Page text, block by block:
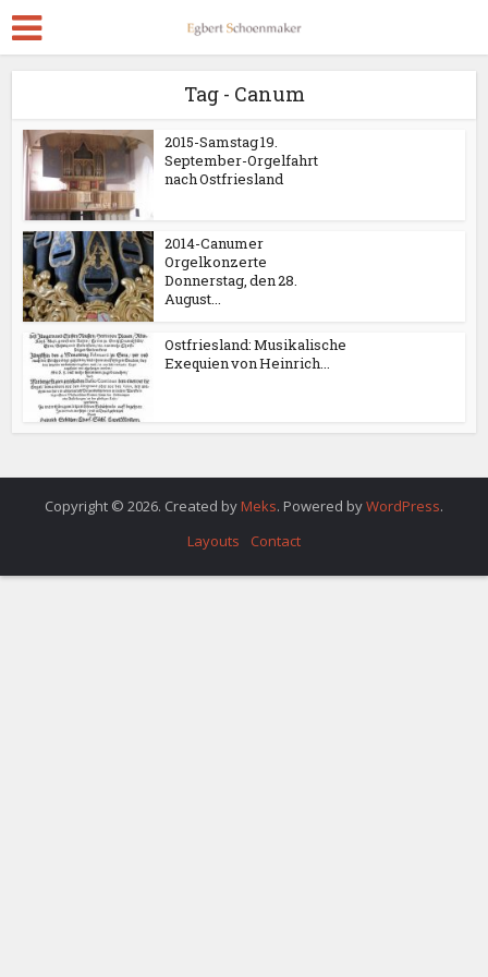
Tag - Canum
2015-Samstag 19.
September-Orgelfahrt
nach Ostfriesland
2014-Canumer
Orgelkonzerte
Donnerstag, den 28.
August...
Ostfriesland: Musikalische
Exequien von Heinrich...
Copyright © 2026. Created by Meks. Powered byWordPress.
Layouts
Contact